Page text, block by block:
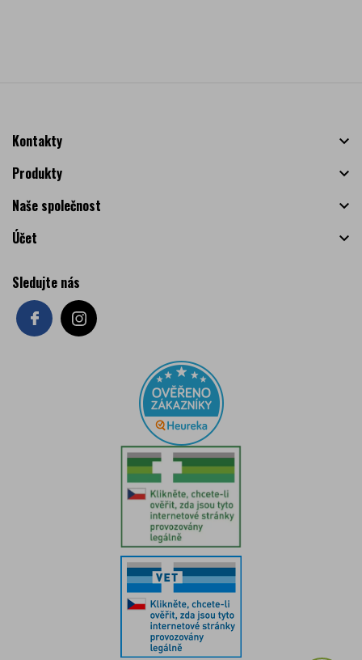
Kontakty

Produkty

Naše společnost

Účet

Sledujte nás